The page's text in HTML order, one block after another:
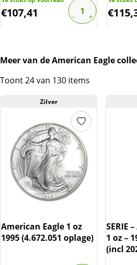
€107,41 €
Meer van de American Eagle
Toont 24 van 130 items
Zilver
American Eagle 1 oz
1995 (4.672.051 oplage)
SERIE
1 oz –
(incl